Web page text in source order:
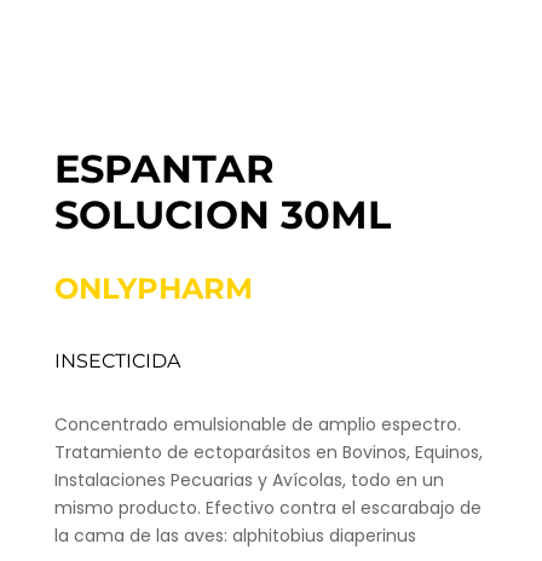
ESPANTAR
SOLUCION 30ML
ONLYPHARM
INSECTICIDA
Concentrado emulsionable de amplio espectro.
Tratamiento de ectoparásitos en Bovinos, Equinos,
Instalaciones Pecuarias y Avícolas, todo en un
mismo producto. Efectivo contra el escarabajo de
la cama de las aves: alphitobius diaperinus